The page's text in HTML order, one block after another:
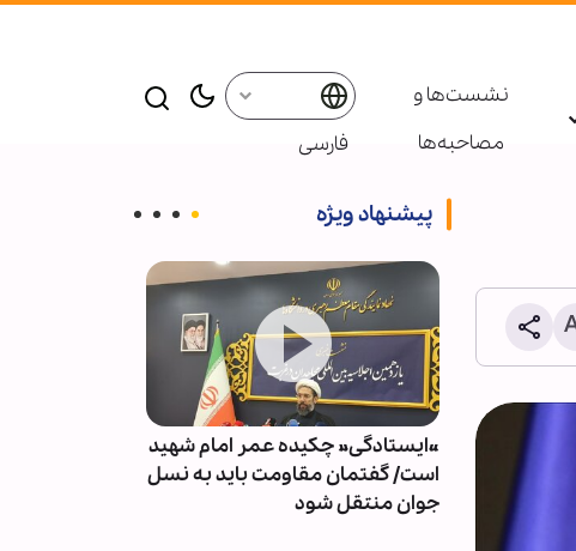
نشست‌ها و
مصاحبه‌ها
فارسی
پیشنهاد ویژه
بالای
درمان!
«ایستادگی» چکیده عمر امام شهید
است/ گفتمان مقاومت باید به نسل
جوان منتقل شود